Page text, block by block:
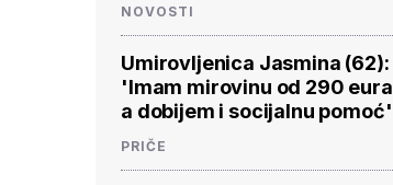
NOVOSTI
Umirovljenica Jasmina (62):
'Imam mirovinu od 290 eura,
a dobijem i socijalnu pomoć'
PRIČE